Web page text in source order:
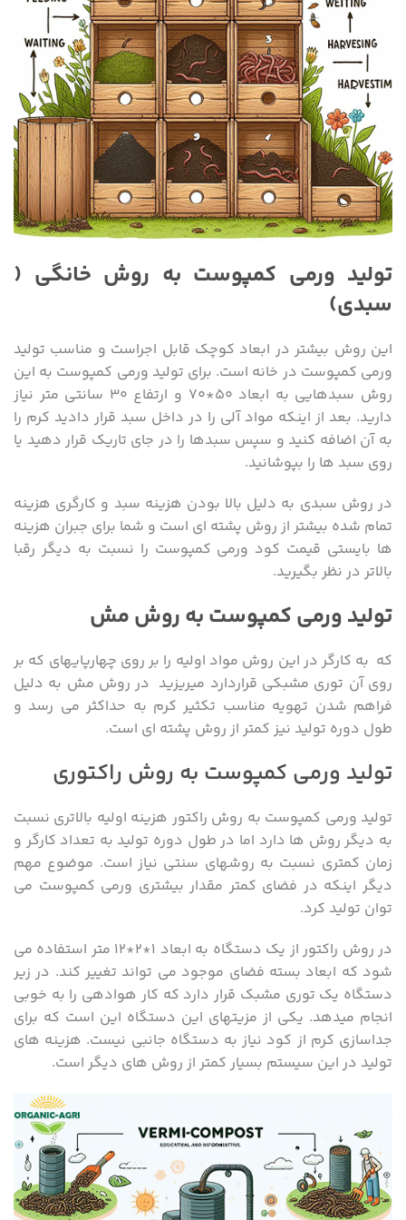
تولید ورمی کمپوست به روش خانگی (
سبدی)
این روش بیشتر در ابعاد کوچک قابل اجراست و مناسب تولید
ورمی کمپوست در خانه است. برای تولید ورمی کمپوست به این
روش سبدهایی به ابعاد ۵۰*۷۰ و ارتفاع ۳۰ سانتی متر نیاز
دارید. بعد از اینکه مواد آلی را در داخل سبد قرار دادید کرم را
به آن اضافه کنید و سپس سبدها را در جای تاریک قرار دهید یا
روی سبد ها را بپوشانید.
در روش سبدی به دلیل بالا بودن هزینه سبد و کارگری هزینه
تمام شده بیشتر از روش پشته ای است و شما برای جبران هزینه
ها بایستی قیمت کود ورمی کمپوست را نسبت به دیگر رقبا
بالاتر در نظر بگیرید.
تولید ورمی کمپوست به روش مش
که به کارگر در این روش مواد اولیه را بر روی چهارپایه‎ای که بر
روی آن توری مشبکی قراردارد میریزید در روش مش به دلیل
فراهم شدن تهویه مناسب تکثیر کرم به حداکثر می رسد و
طول دوره تولید نیز کمتر از روش پشته ای است.
تولید ورمی کمپوست به روش راکتوری
تولید ورمی کمپوست به روش راکتور هزینه اولیه بالاتری نسبت
به دیگر روش ها دارد اما در طول دوره تولید به تعداد کارگر و
زمان کمتری نسبت به روشهای سنتی نیاز است. موضوع مهم
دیگر اینکه در فضای کمتر مقدار بیشتری ورمی کمپوست می
توان تولید کرد.
در روش راکتور از یک دستگاه به ابعاد ۱*۲*۱۲ متر استفاده می
شود که ابعاد بسته فضای موجود می تواند تغییر کند. در زیر
دستگاه یک توری مشبک قرار دارد که کار هوادهی را به خوبی
انجام میدهد. یکی از مزیتهای این دستگاه این است که برای
جداسازی کرم از کود نیاز به دستگاه جانبی نیست. هزینه های
تولید در این سیستم بسیار کمتر از روش های دیگر است.